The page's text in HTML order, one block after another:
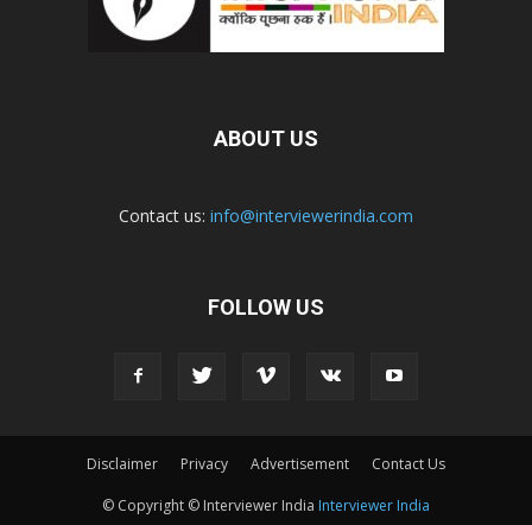
ABOUT US
Contact us: info@interviewerindia.com
FOLLOW US
Disclaimer Privacy Advertisement Contact Us
© Copyright © Interviewer India Interviewer India